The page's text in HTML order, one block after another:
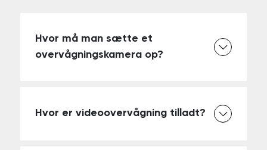
Hvor må man sætte et
overvågningskamera op?
Hvor er videoovervågning tilladt?